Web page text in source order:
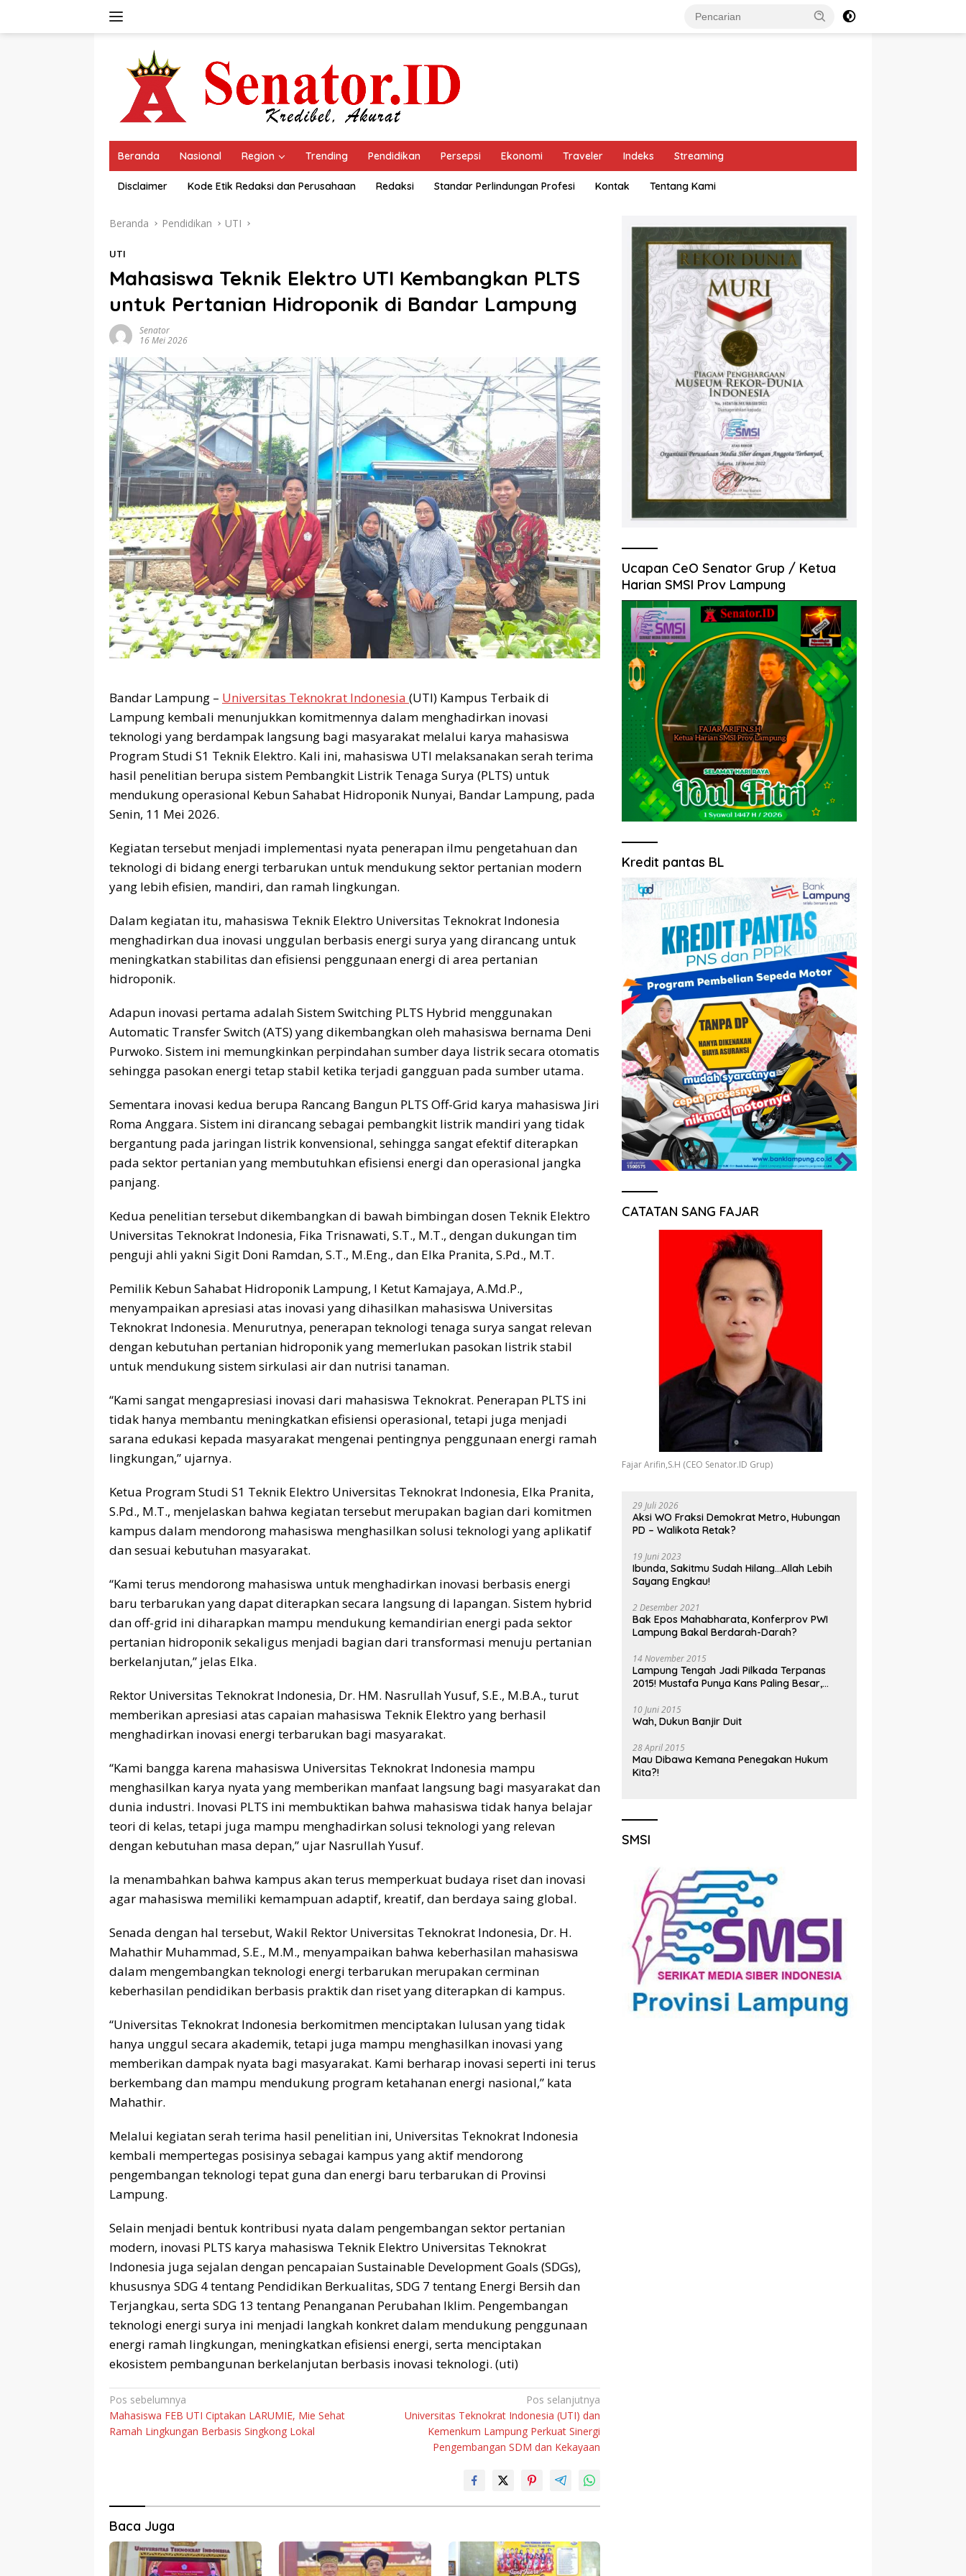
Beranda Nasional Region Trending Pendidikan Persepsi Ekonomi Traveler Indeks Streaming
Disclaimer Kode Etik Redaksi dan Perusahaan Redaksi Standar Perlindungan Profesi Kontak Tentang Kami
Beranda Pendidikan UTI
UTI
Mahasiswa Teknik Elektro UTI Kembangkan PLTS
untuk Pertanian Hidroponik di Bandar Lampung
Senator
16 Mei 2026
Bandar Lampung – Universitas Teknokrat Indonesia (UTI) Kampus Terbaik di
Lampung kembali menunjukkan komitmennya dalam menghadirkan inovasi
teknologi yang berdampak langsung bagi masyarakat melalui karya mahasiswa
Program Studi S1 Teknik Elektro. Kali ini, mahasiswa UTI melaksanakan serah terima
hasil penelitian berupa sistem Pembangkit Listrik Tenaga Surya (PLTS) untuk
mendukung operasional Kebun Sahabat Hidroponik Nunyai, Bandar Lampung, pada
Senin, 11 Mei 2026.
Kegiatan tersebut menjadi implementasi nyata penerapan ilmu pengetahuan dan
teknologi di bidang energi terbarukan untuk mendukung sektor pertanian modern
yang lebih efisien, mandiri, dan ramah lingkungan.
Dalam kegiatan itu, mahasiswa Teknik Elektro Universitas Teknokrat Indonesia
menghadirkan dua inovasi unggulan berbasis energi surya yang dirancang untuk
meningkatkan stabilitas dan efisiensi penggunaan energi di area pertanian
hidroponik.
Adapun inovasi pertama adalah Sistem Switching PLTS Hybrid menggunakan
Automatic Transfer Switch (ATS) yang dikembangkan oleh mahasiswa bernama Deni
Purwoko. Sistem ini memungkinkan perpindahan sumber daya listrik secara otomatis
sehingga pasokan energi tetap stabil ketika terjadi gangguan pada sumber utama.
Sementara inovasi kedua berupa Rancang Bangun PLTS Off-Grid karya mahasiswa Jiri
Roma Anggara. Sistem ini dirancang sebagai pembangkit listrik mandiri yang tidak
bergantung pada jaringan listrik konvensional, sehingga sangat efektif diterapkan
pada sektor pertanian yang membutuhkan efisiensi energi dan operasional jangka
panjang.
Kedua penelitian tersebut dikembangkan di bawah bimbingan dosen Teknik Elektro
Universitas Teknokrat Indonesia, Fika Trisnawati, S.T., M.T., dengan dukungan tim
penguji ahli yakni Sigit Doni Ramdan, S.T., M.Eng., dan Elka Pranita, S.Pd., M.T.
Pemilik Kebun Sahabat Hidroponik Lampung, I Ketut Kamajaya, A.Md.P.,
menyampaikan apresiasi atas inovasi yang dihasilkan mahasiswa Universitas
Teknokrat Indonesia. Menurutnya, penerapan teknologi tenaga surya sangat relevan
dengan kebutuhan pertanian hidroponik yang memerlukan pasokan listrik stabil
untuk mendukung sistem sirkulasi air dan nutrisi tanaman.
“Kami sangat mengapresiasi inovasi dari mahasiswa Teknokrat. Penerapan PLTS ini
tidak hanya membantu meningkatkan efisiensi operasional, tetapi juga menjadi
sarana edukasi kepada masyarakat mengenai pentingnya penggunaan energi ramah
lingkungan,” ujarnya.
Ketua Program Studi S1 Teknik Elektro Universitas Teknokrat Indonesia, Elka Pranita,
S.Pd., M.T., menjelaskan bahwa kegiatan tersebut merupakan bagian dari komitmen
kampus dalam mendorong mahasiswa menghasilkan solusi teknologi yang aplikatif
dan sesuai kebutuhan masyarakat.
“Kami terus mendorong mahasiswa untuk menghadirkan inovasi berbasis energi
baru terbarukan yang dapat diterapkan secara langsung di lapangan. Sistem hybrid
dan off-grid ini diharapkan mampu mendukung kemandirian energi pada sektor
pertanian hidroponik sekaligus menjadi bagian dari transformasi menuju pertanian
berkelanjutan,” jelas Elka.
Rektor Universitas Teknokrat Indonesia, Dr. HM. Nasrullah Yusuf, S.E., M.B.A., turut
memberikan apresiasi atas capaian mahasiswa Teknik Elektro yang berhasil
menghadirkan inovasi energi terbarukan bagi masyarakat.
“Kami bangga karena mahasiswa Universitas Teknokrat Indonesia mampu
menghasilkan karya nyata yang memberikan manfaat langsung bagi masyarakat dan
dunia industri. Inovasi PLTS ini membuktikan bahwa mahasiswa tidak hanya belajar
teori di kelas, tetapi juga mampu menghadirkan solusi teknologi yang relevan
dengan kebutuhan masa depan,” ujar Nasrullah Yusuf.
Ia menambahkan bahwa kampus akan terus memperkuat budaya riset dan inovasi
agar mahasiswa memiliki kemampuan adaptif, kreatif, dan berdaya saing global.
Senada dengan hal tersebut, Wakil Rektor Universitas Teknokrat Indonesia, Dr. H.
Mahathir Muhammad, S.E., M.M., menyampaikan bahwa keberhasilan mahasiswa
dalam mengembangkan teknologi energi terbarukan merupakan cerminan
keberhasilan pendidikan berbasis praktik dan riset yang diterapkan di kampus.
“Universitas Teknokrat Indonesia berkomitmen menciptakan lulusan yang tidak
hanya unggul secara akademik, tetapi juga mampu menghasilkan inovasi yang
memberikan dampak nyata bagi masyarakat. Kami berharap inovasi seperti ini terus
berkembang dan mampu mendukung program ketahanan energi nasional,” kata
Mahathir.
Melalui kegiatan serah terima hasil penelitian ini, Universitas Teknokrat Indonesia
kembali mempertegas posisinya sebagai kampus yang aktif mendorong
pengembangan teknologi tepat guna dan energi baru terbarukan di Provinsi
Lampung.
Selain menjadi bentuk kontribusi nyata dalam pengembangan sektor pertanian
modern, inovasi PLTS karya mahasiswa Teknik Elektro Universitas Teknokrat
Indonesia juga sejalan dengan pencapaian Sustainable Development Goals (SDGs),
khususnya SDG 4 tentang Pendidikan Berkualitas, SDG 7 tentang Energi Bersih dan
Terjangkau, serta SDG 13 tentang Penanganan Perubahan Iklim. Pengembangan
teknologi energi surya ini menjadi langkah konkret dalam mendukung penggunaan
energi ramah lingkungan, meningkatkan efisiensi energi, serta menciptakan
ekosistem pembangunan berkelanjutan berbasis inovasi teknologi. (uti)
Navigasi
pos
Pos sebelumnya
Mahasiswa FEB UTI Ciptakan LARUMIE, Mie Sehat
Ramah Lingkungan Berbasis Singkong Lokal
Pos selanjutnya
Universitas Teknokrat Indonesia (UTI) dan
Kemenkum Lampung Perkuat Sinergi
Pengembangan SDM dan Kekayaan
Baca Juga
Ucapan CeO Senator Grup / Ketua
Harian SMSI Prov Lampung
Kredit pantas BL
CATATAN SANG FAJAR
Fajar Arifin,S.H (CEO Senator.ID Grup)
29 Juli 2026
Aksi WO Fraksi Demokrat Metro, Hubungan
PD – Walikota Retak?
19 Juni 2023
Ibunda, Sakitmu Sudah Hilang…Allah Lebih
Sayang Engkau!
2 Desember 2021
Bak Epos Mahabharata, Konferprov PWI
Lampung Bakal Berdarah-Darah?
14 November 2015
Lampung Tengah Jadi Pilkada Terpanas
2015! Mustafa Punya Kans Paling Besar,
10 Juni 2015
Wah, Dukun Banjir Duit
28 April 2015
Mau Dibawa Kemana Penegakan Hukum
Kita?!
SMSI